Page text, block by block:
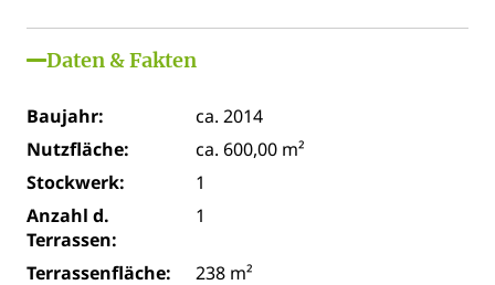
Daten & Fakten
Baujahr:
ca. 2014
Nutzfläche:
ca. 600,00 m²
Stockwerk:
1
Anzahl d.
Terrassen:
1
Terrassenfläche:
238 m²